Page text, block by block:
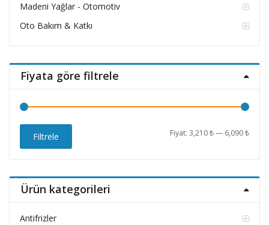
Madeni Yağlar - Otomotiv
Oto Bakım & Katkı
Fiyata göre filtrele
En
En
Filtrele Fiyat:3,210 ₺— 6,090 ₺
Ürün kategorileri
Antifrizler